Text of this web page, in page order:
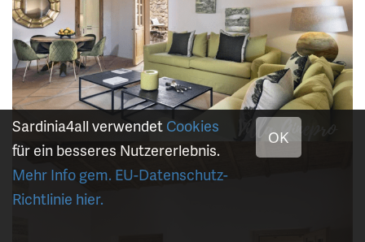
Sardinia4all verwendet Cookies
für ein besseres Nutzererlebnis.
Mehr Info gem. EU-Datenschutz-
Richtlinie hier.
OK